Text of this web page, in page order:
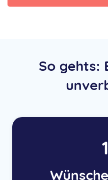
So gehts: